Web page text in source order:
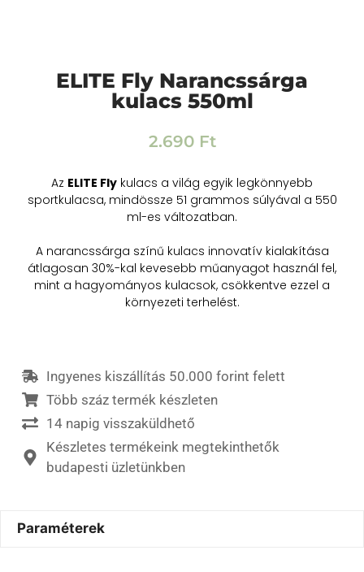
ELITE Fly Narancssárga
kulacs 550ml
2.690 Ft
Az ELITE Fly kulacs a világ egyik legkönnyebb
sportkulacsa, mindössze 51 grammos súlyával a 550
ml-es változatban.
A narancssárga színű kulacs innovatív kialakítása
átlagosan 30%-kal kevesebb műanyagot használ fel,
mint a hagyományos kulacsok, csökkentve ezzel a
környezeti terhelést.
Ingyenes kiszállítás 50.000 forint felett
Több száz termék készleten
14 napig visszaküldhető
Készletes termékeink megtekinthetők
budapesti üzletünkben
Paraméterek